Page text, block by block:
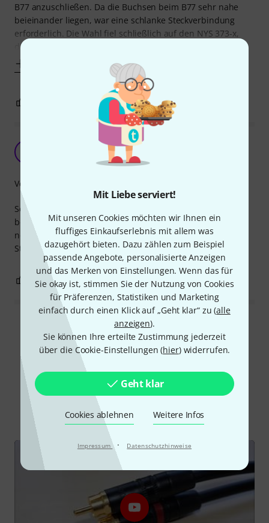
Mit Liebe serviert!
Mit unseren Cookies möchten wir Ihnen ein
fluffiges Einkaufserlebnis mit allem was
dazugehört bieten. Dazu zählen zum Beispiel
passende Angebote, personalisierte Anzeigen
und das Merken von Einstellungen. Wenn das für
Sie okay ist, stimmen Sie der Nutzung von Cookies
für Präferenzen, Statistiken und Marketing
einfach durch einen Klick auf „Geht klar“ zu (alle
anzeigen).
Sie können Ihre erteilte Zustimmung jederzeit
über die Cookie-Einstellungen (hier) widerrufen.
Geht klar
Cookies ablehnen Weitere Infos
Impressum · Datenschutzhinweise
B77 anzuschließen. Da die Buchsen beim B77 sehr nahe
beieinander liegen, war eine schlanke Steckverbindung
erforderlich. Die Wahl fiel schließlich auf den NYS 373-x,
der diese Anforderung
BEWERTUNG MELDEN
Heiko J. H. 24.11.2020
Sehr robuster Stecker, sitzt sehr stramm. Wenn man
bedenkt was vorallem im Hifi Bereich für Preise für recht
normale Stecker aufgerufen werden, ist man mit diesem
Stecker und Meterware Kabel besser bedient.
Verarbeitung
0 BEWERTUNG MELDEN
Alle Bewertungen lesen
Schon gewusst?
Videos Ratgeber Downloads